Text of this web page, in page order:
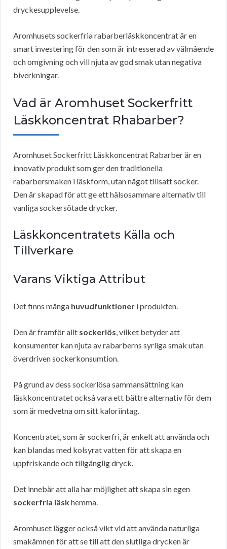
dryckesupplevelse.
Aromhusets sockerfria rabarberläskkoncentrat är en
smart investering för den som är intresserad av välmående
och omgivning och vill njuta av god smak utan negativa
biverkningar.
Vad är Aromhuset Sockerfritt
Läskkoncentrat Rhabarber?
Aromhuset Sockerfritt Läskkoncentrat Rabarber är en
innovativ produkt som ger den traditionella
rabarbersmaken i läskform, utan något tillsatt socker.
Den är skapad för att ge ett hälsosammare alternativ till
vanliga sockersötade drycker.
Läskkoncentratets Källa och
Tillverkare
Varans Viktiga Attribut
Det finns många huvudfunktioner i produkten.
Den är framför allt sockerlös, vilket betyder att
konsumenter kan njuta av rabarberns syrliga smak utan
överdriven sockerkonsumtion.
På grund av dess sockerlösa sammansättning kan
läskkoncentratet också vara ett bättre alternativ för dem
som är medvetna om sitt kaloriintag.
Koncentratet, som är sockerfri, är enkelt att använda och
kan blandas med kolsyrat vatten för att skapa en
uppfriskande och tillgänglig dryck.
Det innebär att alla har möjlighet att skapa sin egen
sockerfria läskhemma.
Aromhuset lägger också vikt vid att använda naturliga
smakämnen för att se till att den slutliga drycken är